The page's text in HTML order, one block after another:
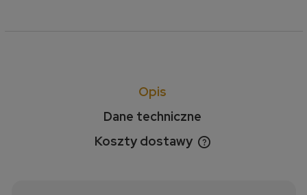
Opis
Dane techniczne
Koszty dostawy
Cena nie zawiera ewentualnych kosztów płatności